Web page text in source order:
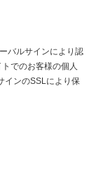
バルサインにより認
でのお客様の個人
インのSSLにより保